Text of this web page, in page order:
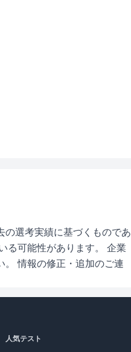
の選考実績に基づくものであ
る可能性があります。 企業
。 情報の修正・追加のご連
人気テスト